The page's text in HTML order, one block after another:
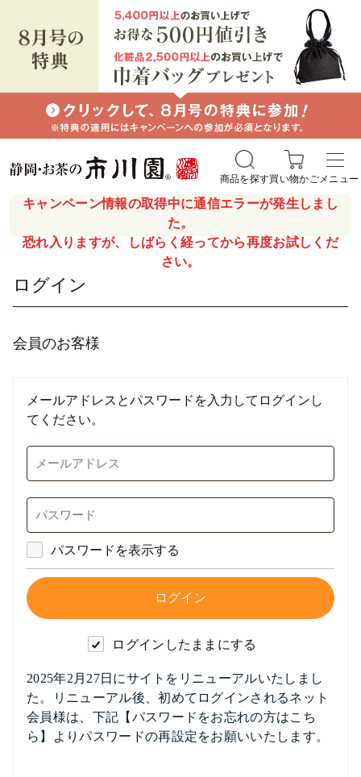
キャンペーン情報の取得中に通信エラーが発生しまし
た。
恐れ入りますが、しばらく経ってから再度お試しくだ
さい。
商品を探す買い物かごメニュー
ログイン
会員のお客様
メールアドレスとパスワードを入力してログインし
てください。
パスワードを表示する
ログインしたままにする
2025年2月27日にサイトをリニューアルいたしまし
た。リニューアル後、初めてログインされるネット
会員様は、下記【パスワードをお忘れの方はこち
ら】よりパスワードの再設定をお願いいたします。